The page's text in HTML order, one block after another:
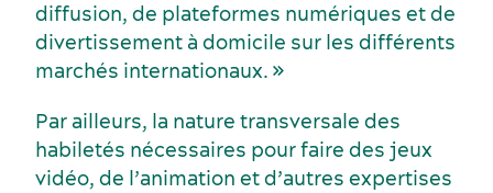
diffusion, de plateformes numériques et de
divertissement à domicile sur les différents
marchés internationaux. »
Par ailleurs, la nature transversale des
habiletés nécessaires pour faire des jeux
vidéo, de l’animation et d’autres expertises